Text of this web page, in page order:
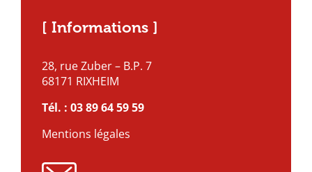
[ Informations ]
28, rue Zuber – B.P. 7
68171 RIXHEIM
Tél. : 03 89 64 59 59
Mentions légales